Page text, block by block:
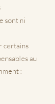
sont ni
certains
au
: